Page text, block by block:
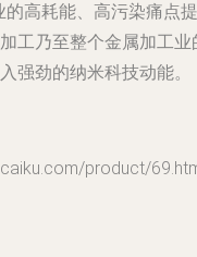
高耗能、高污染痛点提
工乃至整个金属加工业
强劲的纳米科技动能。
product/